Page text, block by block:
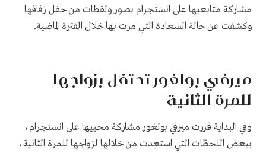
مشاركة متابعيها على انستجرام بصور ولقطات من حفل زفافها
وكشفت عن حالة السعادة التي مرت بها خلال الفترة الماضية.
ميرفي بولغور تحتفل بزواجها
للمرة الثانية
وفي البداية قررت ميرفي بولغور مشاركة محبيها على انستجرام،
ببعض اللحظات التي استعدت من خلالها لزواجها للمرة الثانية،